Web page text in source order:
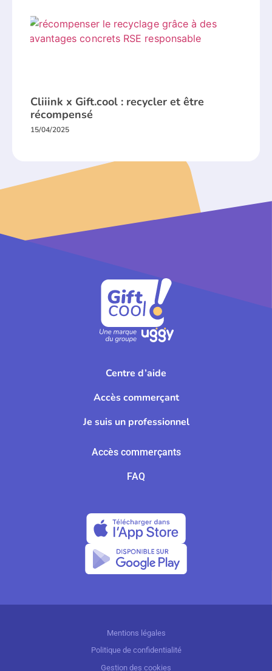
Cliiink x Gift.cool : recycler et être
récompensé
15/04/2025
Centre d’aide
Accès commerçant
Je suis un professionnel
Accès commerçants
FAQ
Mentions légales
Politique de confidentialité
Gestion des cookies